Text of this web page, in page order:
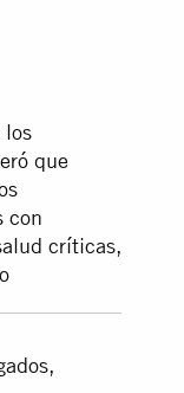
los
que
con
críticas,